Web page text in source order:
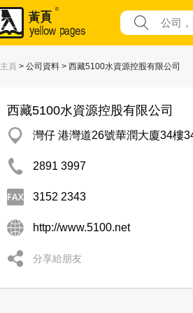
主頁 > 公司資料 > 西藏5100水資源控股有限公司
西藏5100水資源控股有限公司
灣仔 港灣道26號華潤大廈34樓
2891 3997
3152 2343
http://www.5100.net
分享給朋友